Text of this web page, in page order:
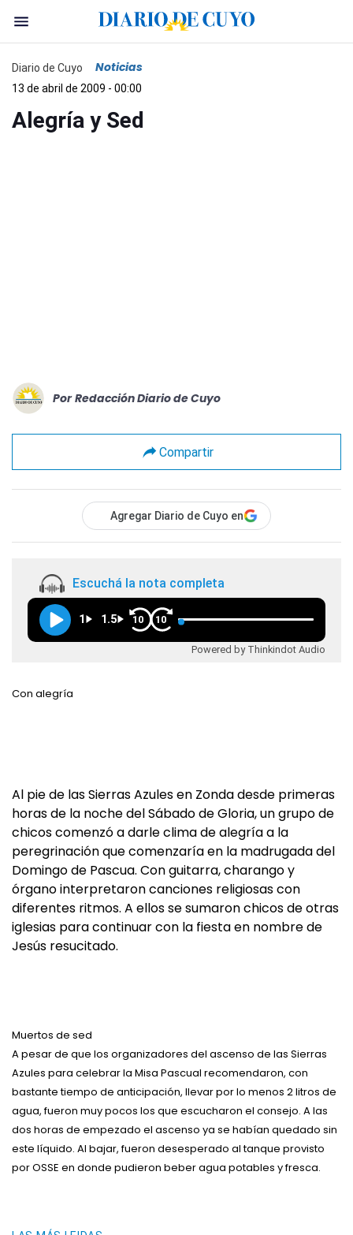
Diario de Cuyo Noticias
13 de abril de 2009 - 00:00
Alegría y Sed
Por Redacción Diario de Cuyo
Compartir
Agregar Diario de Cuyo en
Escuchá la nota completa
1 1.5 10 10
Powered by Thinkindot Audio
Con alegría
Al pie de las Sierras Azules en Zonda desde primeras
horas de la noche del Sábado de Gloria, un grupo de
chicos comenzó a darle clima de alegría a la
peregrinación que comenzaría en la madrugada del
Domingo de Pascua. Con guitarra, charango y
órgano interpretaron canciones religiosas con
diferentes ritmos. A ellos se sumaron chicos de otras
iglesias para continuar con la fiesta en nombre de
Jesús resucitado.
Muertos de sed
A pesar de que los organizadores del ascenso de las Sierras
Azules para celebrar la Misa Pascual recomendaron, con
bastante tiempo de anticipación, llevar por lo menos 2 litros de
agua, fueron muy pocos los que escucharon el consejo. A las
dos horas de empezado el ascenso ya se habían quedado sin
este líquido. Al bajar, fueron desesperado al tanque provisto
por OSSE en donde pudieron beber agua potables y fresca.